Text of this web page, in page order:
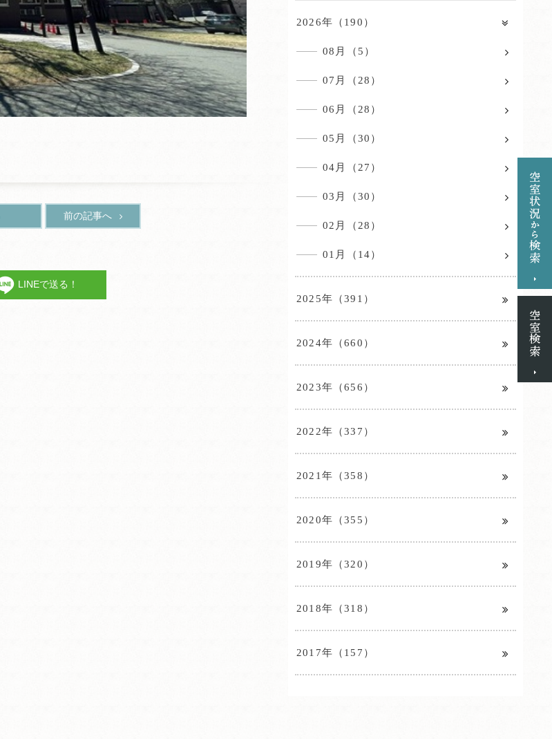
前の記事へ
LINEで送る！
2026年（190）
08月（5）
07月（28）
06月（28）
05月（30）
04月（27）
03月（30）
02月（28）
01月（14）
2025年（391）
2024年（660）
2023年（656）
2022年（337）
2021年（358）
2020年（355）
2019年（320）
2018年（318）
2017年（157）